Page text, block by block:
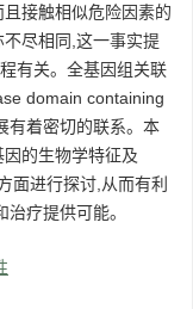
接触相似危险因素的
尽相同,这一事实提
有关。全基因组关联
domain containing
有着密切的联系。本
的生物学特征及
面进行探讨,从而有利
疗提供可能。